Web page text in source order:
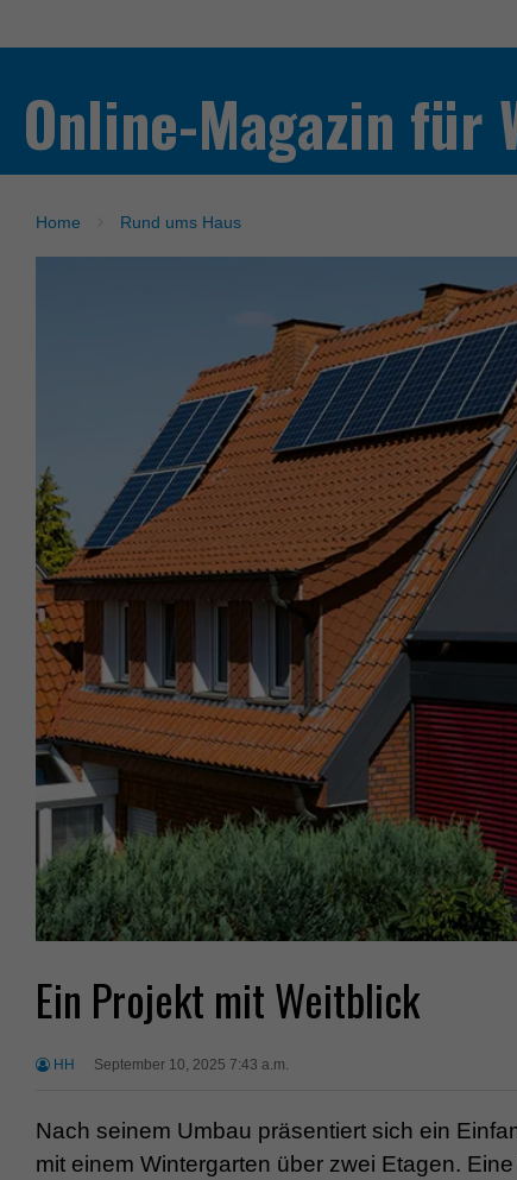
Online-Magazin für
Home Rund ums Haus
Ein Projekt mit Weitblick
HH September 10, 2025 7:43 a.m.
Nach seinem Umbau präsentiert sich ein
mit einem Wintergarten über zwei Etagen.